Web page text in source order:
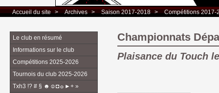
Accueil du site > Archives > Saison 2017-2018 > Compétitions 2017-
Championnats
Plaisance du Touch
Le club en résumé
Informations sur le club
Compétitions 2025-2026
Tournois du club 2025-2026
Txh3 !? # § ☻☺◘☼►+ »